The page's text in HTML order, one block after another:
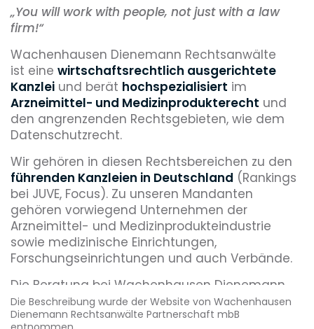
„You will work with people, not just with a law
firm!“
Wachenhausen Dienemann Rechtsanwälte
ist eine wirtschaftsrechtlich ausgerichtete
Kanzlei und berät hochspezialisiert im
Arzneimittel- und Medizinprodukterecht und
den angrenzenden Rechtsgebieten, wie dem
Datenschutzrecht.
Wir gehören in diesen Rechtsbereichen zu den
führenden Kanzleien in Deutschland (Rankings
bei JUVE, Focus). Zu unseren Mandanten
gehören vorwiegend Unternehmen der
Arzneimittel- und Medizinprodukteindustrie
sowie medizinische Einrichtungen,
Forschungseinrichtungen und auch Verbände.
Die Beratung bei Wachenhausen Dienemann
Rechtsanwälte zeichnet sich durchpersönliche
Mandatsbetreuunggekoppelt mit Expertise
Die Beschreibung wurde der Website von Wachenhausen
Dienemann Rechtsanwälte Partnerschaft mbB